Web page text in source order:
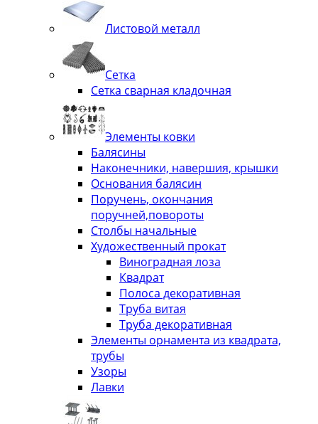
Листовой металл
Сетка
Сетка сварная кладочная
Элементы ковки
Балясины
Наконечники, навершия, крышки
Основания балясин
Поручень, окончания
поручней,повороты
Столбы начальные
Художественный прокат
Виноградная лоза
Квадрат
Полоса декоративная
Труба витая
Труба декоративная
Элементы орнамента из квадрата,
трубы
Узоры
Лавки